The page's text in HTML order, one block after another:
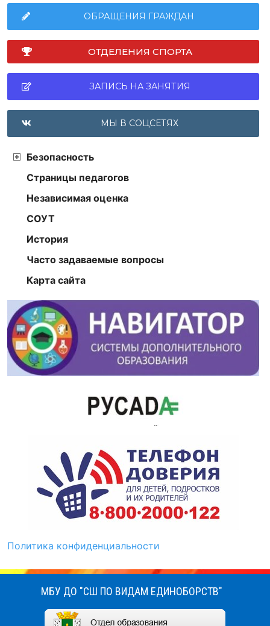
ОБРАЩЕНИЯ ГРАЖДАН
ОТДЕЛЕНИЯ СПОРТА
ЗАПИСЬ НА ЗАНЯТИЯ
МЫ В СОЦСЕТЯХ
Безопасность
Страницы педагогов
Независимая оценка
СОУТ
История
Часто задаваемые вопросы
Карта сайта
Политика конфиденциальности
МБУ ДО "СШ ПО ВИДАМ ЕДИНОБОРСТВ"